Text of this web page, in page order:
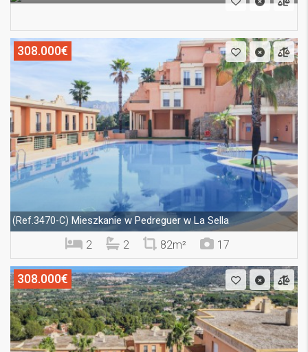
308.000€
(Ref.3470-C) Mieszkanie w Pedreguer w La Sella
2 2 82m² 17
308.000€